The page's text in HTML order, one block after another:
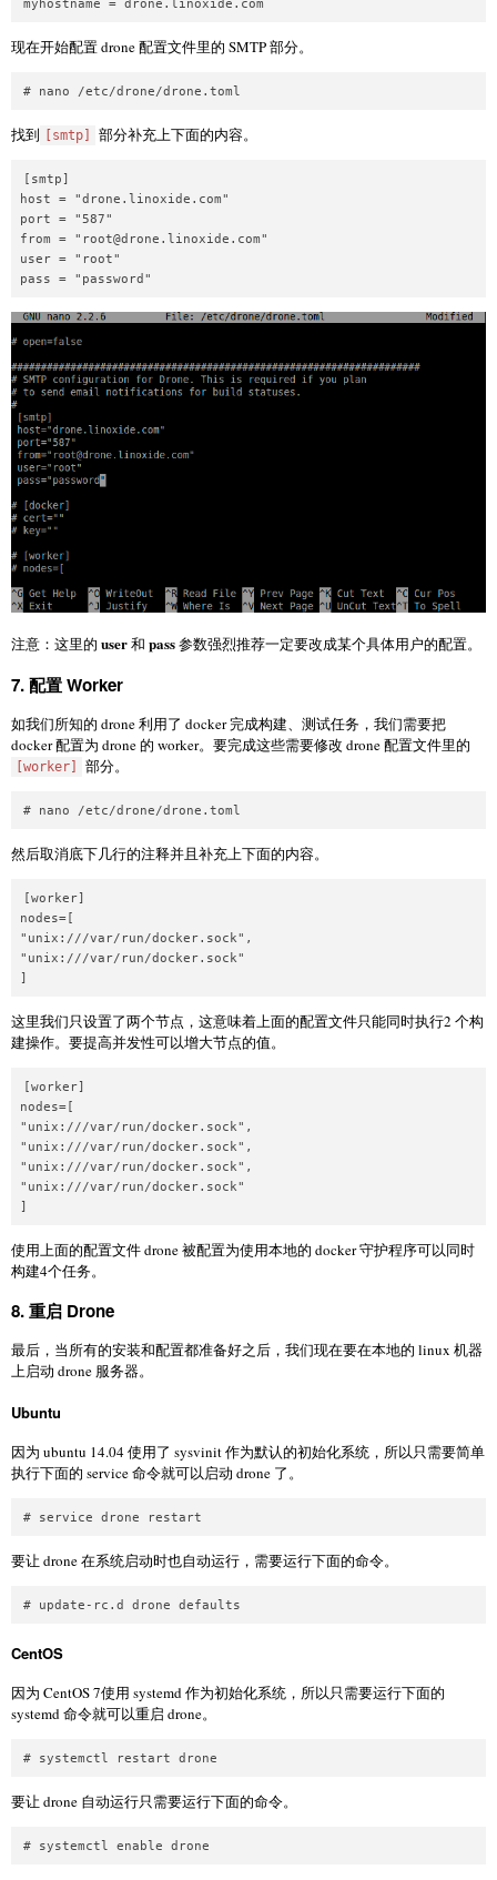
现在开始配置 drone 配置文件里的 SMTP 部分。
找到 [smtp] 部分补充上下面的内容。
[smtp]
host = "drone.linoxide.com"
port = "587"
from = " root@drone.linoxide.com"
user = "root"
注意：这里的 user和 pass参数强烈推荐一定要改成某个具体用户的配置。
7. 配置 Worker
如我们所知的 drone 利用了 docker 完成构建、测试任务，我们需要把
docker 配置为 drone 的 worker。要完成这些需要修改 drone 配置文件里的
[worker] 部分。
然后取消底下几行的注释并且补充上下面的内容。
[worker]
nodes=[
"unix:///var/run/docker.sock",
"unix:///var/run/docker.sock"
这里我们只设置了两个节点，这意味着上面的配置文件只能同时执行2 个构
建操作。要提高并发性可以增大节点的值。
[worker]
nodes=[
"unix:///var/run/docker.sock",
"unix:///var/run/docker.sock",
"unix:///var/run/docker.sock",
"unix:///var/run/docker.sock"
使用上面的配置文件 drone 被配置为使用本地的 docker 守护程序可以同时
构建4个任务。
8. 重启 Drone
最后，当所有的安装和配置都准备好之后，我们现在要在本地的 linux 机器
上启动 drone 服务器。
Ubuntu
因为 ubuntu 14.04 使用了 sysvinit 作为默认的初始化系统，所以只需要简单
执行下面的 service 命令就可以启动 drone 了。
要让 drone 在系统启动时也自动运行，需要运行下面的命令。
CentOS
因为 CentOS 7使用 systemd 作为初始化系统，所以只需要运行下面的
systemd 命令就可以重启 drone。
要让 drone 自动运行只需要运行下面的命令。